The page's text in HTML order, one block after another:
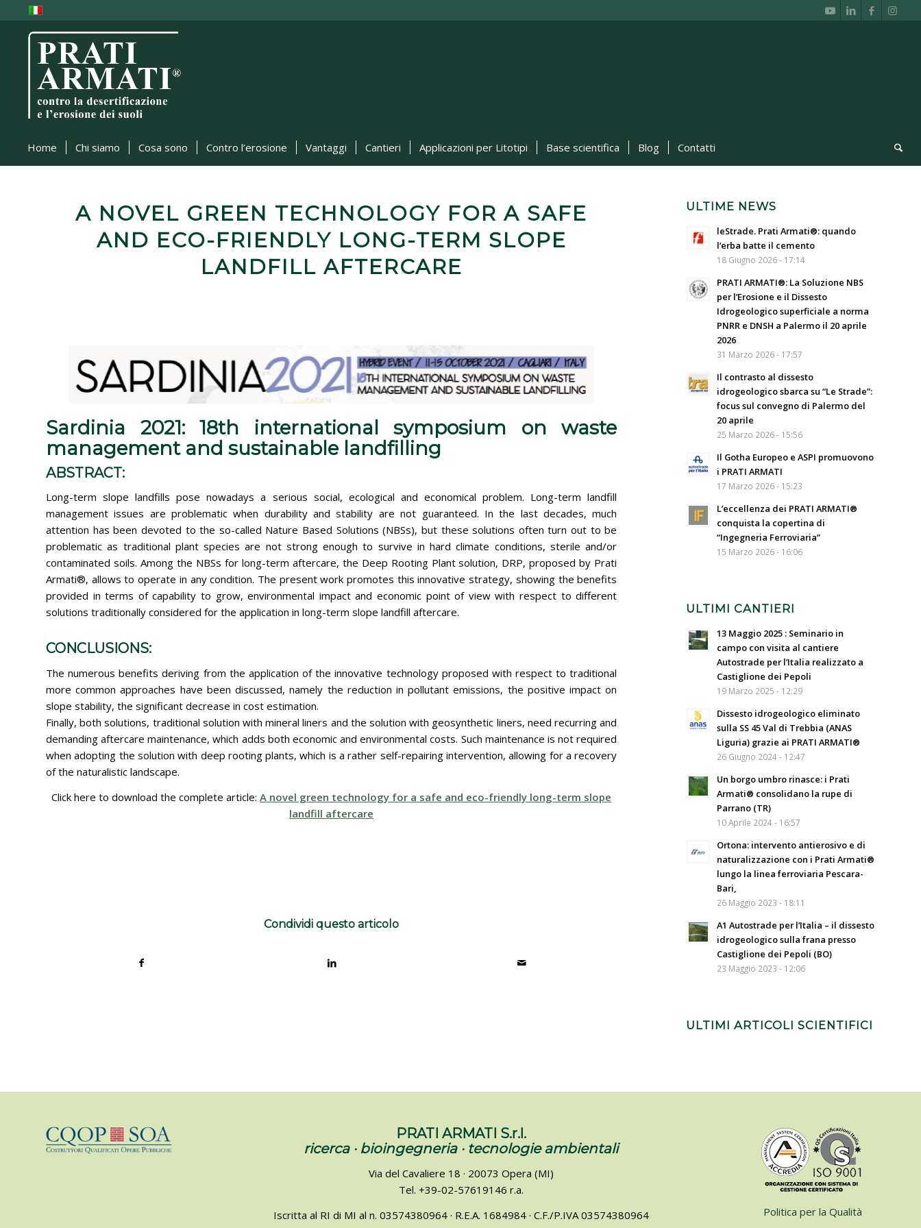
Home Chi siamo Cosa sono Contro l’erosione Vantaggi Cantieri Applicazioni per Litotipi Base scientifica Blog Contatti
A NOVEL GREEN TECHNOLOGY FOR A SAFE
AND ECO-FRIENDLY LONG-TERM SLOPE
LANDFILL AFTERCARE
Sardinia 2021: 18th international symposium on waste
management and sustainable landfilling
ABSTRACT:
Long-term slope landfills pose nowadays a serious social, ecological and economical problem. Long-term landfill
management issues are problematic when durability and stability are not guaranteed. In the last decades, much
attention has been devoted to the so-called Nature Based Solutions (NBSs), but these solutions often turn out to be
problematic as traditional plant species are not strong enough to survive in hard climate conditions, sterile and/or
contaminated soils. Among the NBSs for long-term aftercare, the Deep Rooting Plant solution, DRP, proposed by Prati
Armati®, allows to operate in any condition. The present work promotes this innovative strategy, showing the benefits
provided in terms of capability to grow, environmental impact and economic point of view with respect to different
solutions traditionally considered for the application in long-term slope landfill aftercare.
CONCLUSIONS:
The numerous benefits deriving from the application of the innovative technology proposed with respect to traditional
more common approaches have been discussed, namely the reduction in pollutant emissions, the positive impact on
slope stability, the significant decrease in cost estimation.
Finally, both solutions, traditional solution with mineral liners and the solution with geosynthetic liners, need recurring and
demanding aftercare maintenance, which adds both economic and environmental costs. Such maintenance is not required
when adopting the solution with deep rooting plants, which is a rather self-repairing intervention, allowing for a recovery
of the naturalistic landscape.
Click here to download the complete article:A novel green technology for a safe and eco-friendly long-term slope
landfill aftercare
Condividi questo articolo
ULTIME NEWS
leStrade. Prati Armati®: quando
l’erba batte il cemento
18 Giugno 2026 - 17:14
PRATI ARMATI®: La Soluzione NBS
per l’Erosione e il Dissesto
Idrogeologico superficiale a norma
PNRR e DNSH a Palermo il 20 aprile
2026
31 Marzo 2026 - 17:57
Il contrasto al dissesto
idrogeologico sbarca su “Le Strade”:
focus sul convegno di Palermo del
20 aprile
25 Marzo 2026 - 15:56
Il Gotha Europeo e ASPI promuovono
i PRATI ARMATI
17 Marzo 2026 - 15:23
L’eccellenza dei PRATI ARMATI®
conquista la copertina di
“Ingegneria Ferroviaria”
15 Marzo 2026 - 16:06
ULTIMI CANTIERI
13 Maggio 2025 : Seminario in
campo con visita al cantiere
Autostrade per l’Italia realizzato a
Castiglione dei Pepoli
19 Marzo 2025 - 12:29
Dissesto idrogeologico eliminato
sulla SS 45 Val di Trebbia (ANAS
Liguria) grazie ai PRATI ARMATI®
26 Giugno 2024 - 12:47
Un borgo umbro rinasce: i Prati
Armati® consolidano la rupe di
Parrano (TR)
10 Aprile 2024 - 16:57
Ortona: intervento antierosivo e di
naturalizzazione con i Prati Armati®
lungo la linea ferroviaria Pescara-
Bari,
26 Maggio 2023 - 18:11
A1 Autostrade per l’Italia – il dissesto
idrogeologico sulla frana presso
Castiglione dei Pepoli (BO)
23 Maggio 2023 - 12:06
ULTIMI ARTICOLI SCIENTIFICI
PRATI ARMATI S.r.l.
ricerca · bioingegneria · tecnologie ambientali
Via del Cavaliere 18 · 20073 Opera (MI)
Tel. +39-02-57619146 r.a.
Iscritta al RI di MI al n. 03574380964 · R.E.A. 1684984 · C.F./P.IVA 03574380964
Politica per la Qualità